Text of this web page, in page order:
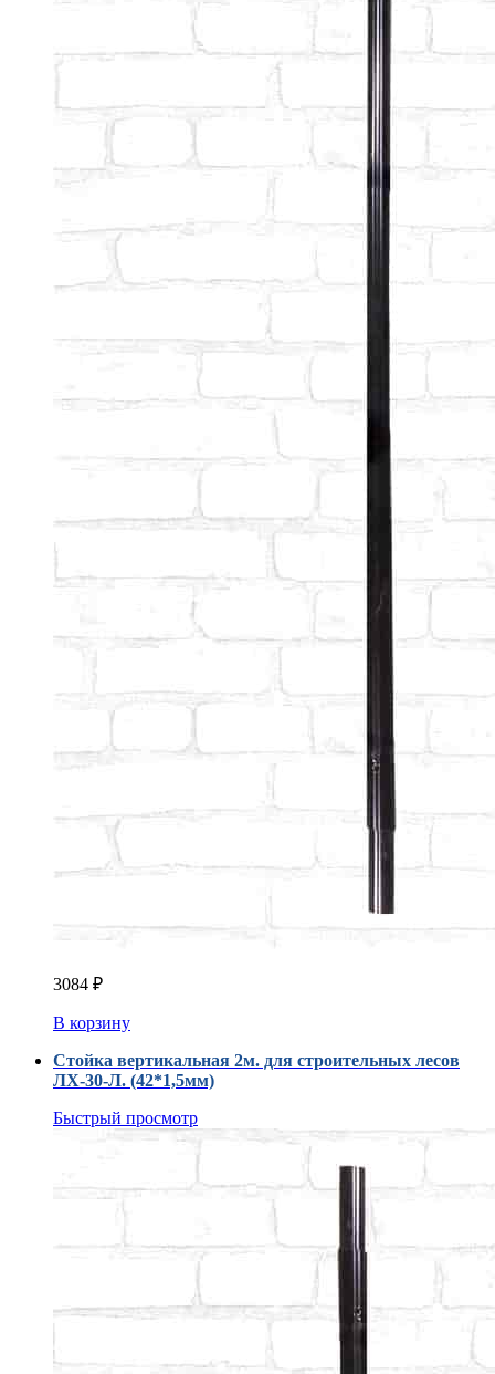
3084 ₽
В корзину
Стойка вертикальная 2м. для строительных лесов
ЛХ-30-Л. (42*1,5мм)
Быстрый просмотр